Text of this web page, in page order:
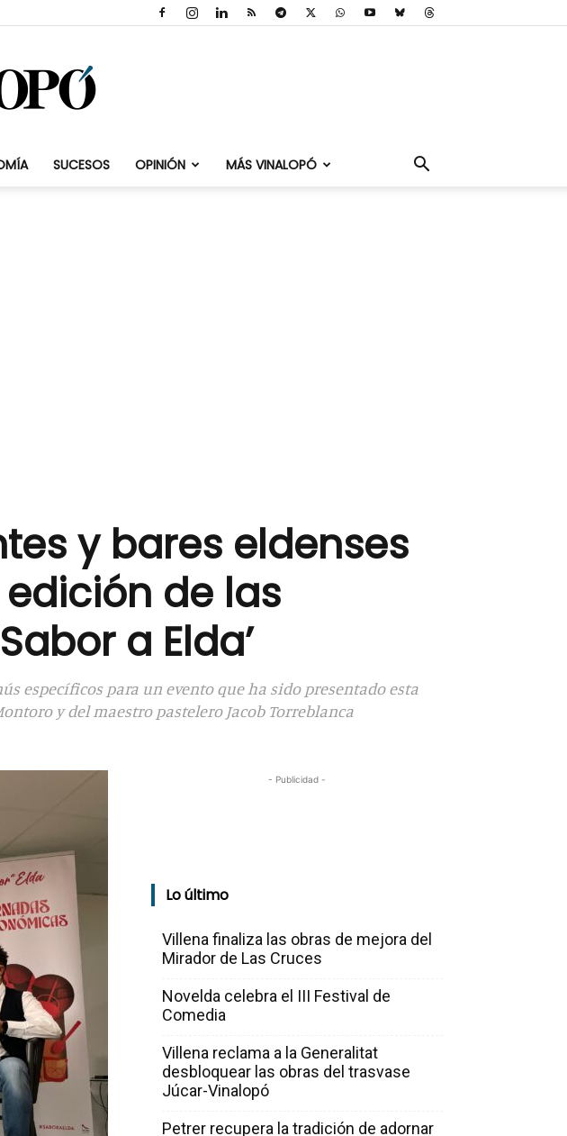
SUCESOS OPINIÓN MÁS VINALOPÓ
y bares eldenses
de las
a Elda’
específicos para un evento que ha sido presentado esta
y del maestro pastelero Jacob Torreblanca
- Publicidad -
Lo último
Villena finaliza las obras de mejora del
Mirador de Las Cruces
Novelda celebra el III Festival de
Comedia
Villena reclama a la Generalitat
desbloquear las obras del trasvase
Júcar-Vinalopó
Petrer recupera la tradición de adornar